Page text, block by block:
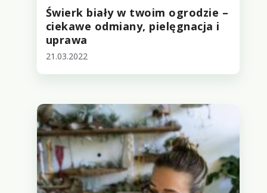
Świerk biały w twoim ogrodzie –
ciekawe odmiany, pielęgnacja i
uprawa
21.03.2022